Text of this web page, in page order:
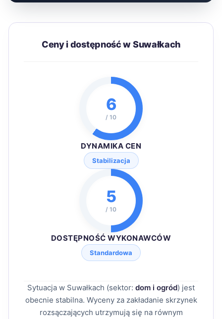
Ceny i dostępność w Suwałkach
6
/ 10
DYNAMIKA CEN
Stabilizacja
5
/ 10
DOSTĘPNOŚĆ WYKONAWCÓW
Standardowa
Sytuacja w Suwałkach (sektor: dom i ogród) jest
obecnie stabilna. Wyceny za zakładanie skrzynek
rozsączających utrzymują się na równym